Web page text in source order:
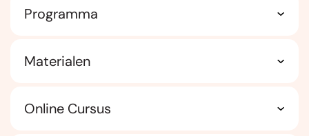
Programma
Materialen
Online Cursus